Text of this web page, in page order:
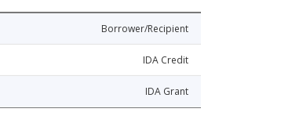
Borrower/Recipient
IDA Credit
IDA Grant